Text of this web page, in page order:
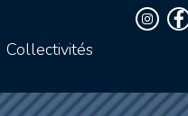
Collectivités